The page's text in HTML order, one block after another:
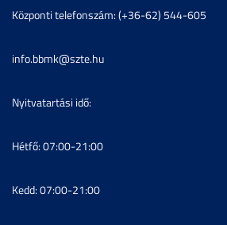
Központi telefonszám: (+36-62) 544-605
info.bbmk@szte.hu
Nyitvatartási idő:
Hétfő: 07:00-21:00
Kedd: 07:00-21:00